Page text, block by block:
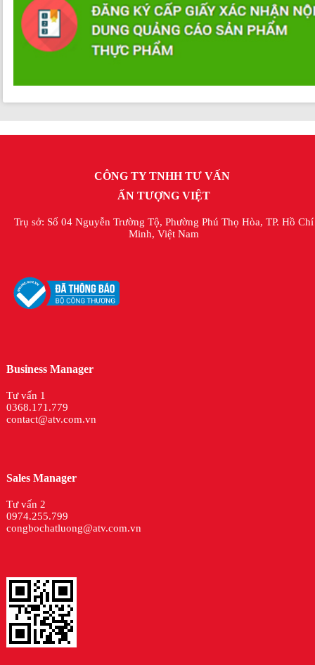
CÔNG TY TNHH TƯ VẤN
ẤN TƯỢNG VIỆT
Trụ sở: Số 04 Nguyễn Trường Tộ, Phường Phú Thọ Hòa, TP. Hồ Chí
Minh, Việt Nam
Business Manager
Tư vấn 1
0368.171.779
contact@atv.com.vn
Sales Manager
Tư vấn 2
0974.255.799
congbochatluong@atv.com.vn